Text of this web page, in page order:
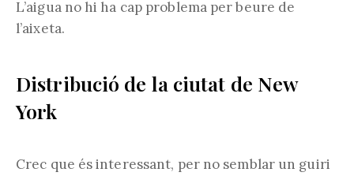
L’aigua no hi ha cap problema per beure de
l’aixeta.
Distribució de la ciutat de New
York
Crec que és interessant, per no semblar un guiri